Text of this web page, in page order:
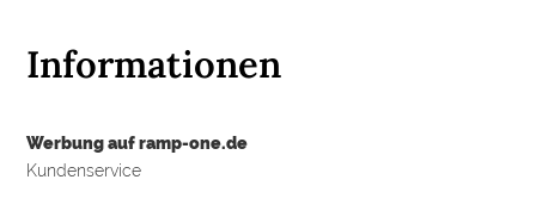
Informationen
Werbung auf ramp-one.de
Kundenservice